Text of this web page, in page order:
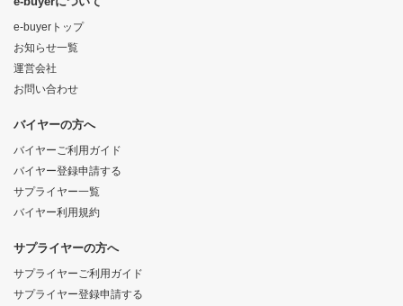
e-buyerトップ
お知らせ一覧
運営会社
お問い合わせ
バイヤーの方へ
バイヤーご利用ガイド
バイヤー登録申請する
サプライヤー一覧
バイヤー利用規約
サプライヤーの方へ
サプライヤーご利用ガイド
サプライヤー登録申請する